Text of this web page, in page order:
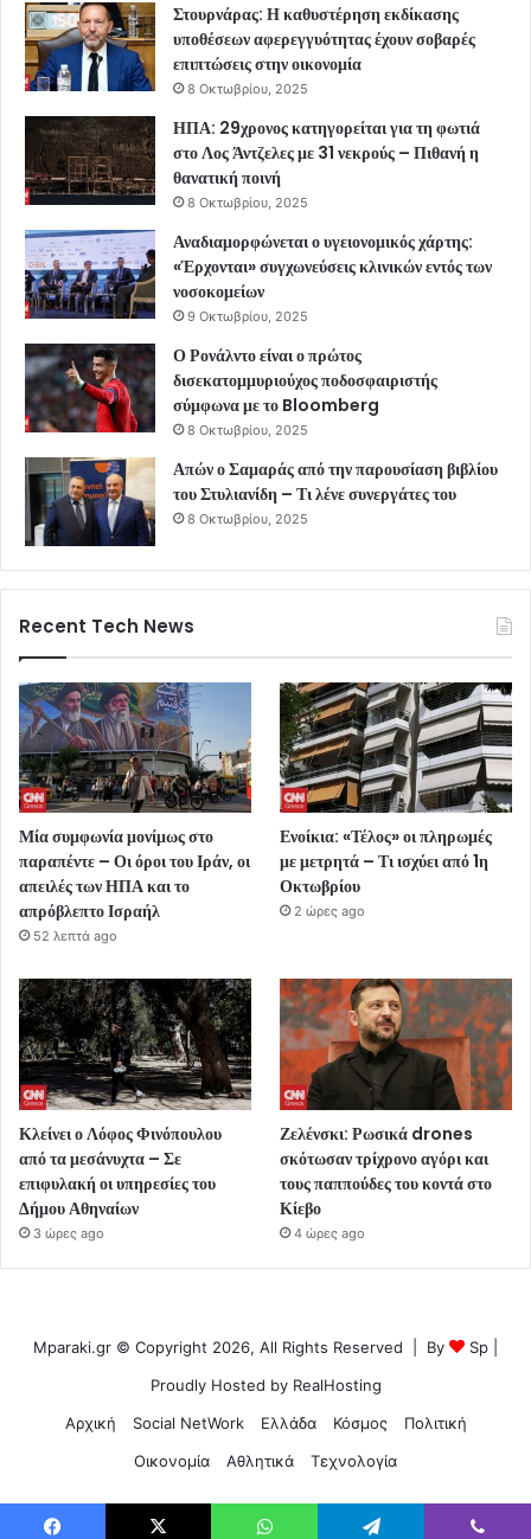
Στουρνάρας: Η καθυστέρηση εκδίκασης
υποθέσεων αφερεγγυότητας έχουν σοβαρές
επιπτώσεις στην οικονομία
8 Οκτωβρίου, 2025
ΗΠΑ: 29χρονος κατηγορείται για τη φωτιά
στο Λος Άντζελες με 31 νεκρούς – Πιθανή η
θανατική ποινή
8 Οκτωβρίου, 2025
Αναδιαμορφώνεται ο υγειονομικός χάρτης:
«Έρχονται» συγχωνεύσεις κλινικών εντός των
νοσοκομείων
9 Οκτωβρίου, 2025
Ο Ρονάλντο είναι ο πρώτος
δισεκατομμυριούχος ποδοσφαιριστής
σύμφωνα με το Bloomberg
8 Οκτωβρίου, 2025
Απών ο Σαμαράς από την παρουσίαση βιβλίου
του Στυλιανίδη – Τι λένε συνεργάτες του
8 Οκτωβρίου, 2025
Recent Tech News
Μία συμφωνία μονίμως στο
παραπέντε – Οι όροι του Ιράν, οι
απειλές των ΗΠΑ και το
απρόβλεπτο Ισραήλ
52 λεπτά ago
Ενοίκια: «Τέλος» οι πληρωμές
με μετρητά – Τι ισχύει από 1η
Οκτωβρίου
2 ώρες ago
Κλείνει ο Λόφος Φινόπουλου
από τα μεσάνυχτα – Σε
επιφυλακή οι υπηρεσίες του
Δήμου Αθηναίων
3 ώρες ago
Ζελένσκι: Ρωσικά drones
σκότωσαν τρίχρονο αγόρι και
τους παππούδες του κοντά στο
Κίεβο
4 ώρες ago
Mparaki.gr © Copyright 2026, All Rights Reserved | By Sp
Proudly Hosted by RealHosting
Αρχική
Social NetWork Ελλάδα Κόσμος
Πολιτική
Οικονομία
Αθλητικά Τεχνολογία